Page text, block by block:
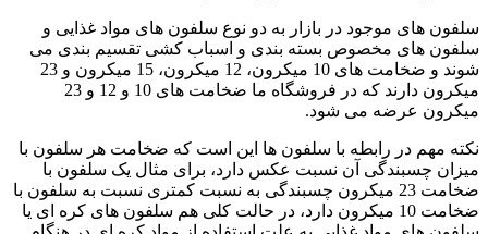
سلفون های موجود در بازار به دو نوع سلفون های مواد غذایی و
سلفون های مخصوص بسته بندی و اسباب کشی تقسیم بندی می
شوند و ضخامت های 10 میکرون، 12 میکرون، 15 میکرون و 23
میکرون دارند که در فروشگاه ما ضخامت های 10 و 12 و 23
میکرون عرضه می شود.
نکته مهم در رابطه با سلفون ها این است که ضخامت هر سلفون با
میزان چسبندگی آن نسبت عکس دارد، برای مثال یک سلفون با
ضخامت 23 میکرون چسبندگی به نسبت کمتری نسبت به سلفون با
ضخامت 10 میکرون دارد، در حالت کلی هم سلفون های کره ای یا